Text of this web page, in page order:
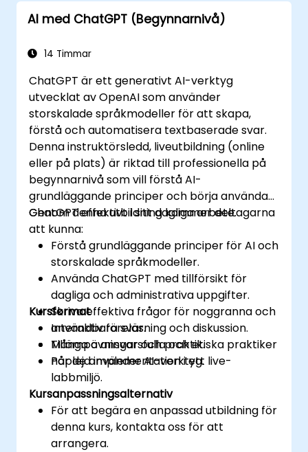
AI med ChatGPT (Begynnarnivå)
14 Timmar
ChatGPT är ett generativt AI-verktyg
utvecklat av OpenAI som använder
storskalade språkmodeller för att skapa,
förstå och automatisera textbaserade svar.
Denna instruktörsledd, liveutbildning (online
eller på plats) är riktad till professionella på
begynnarnivå som vill förstå AI-
grundläggande principer och börja använda
ChatGPT effektivt i sitt dagliga arbete.
Genom denna utbildning kommer deltagarna
att kunna:
Förstå grundläggande principer för AI och
storskalade språkmodeller.
Använda ChatGPT med tillförsikt för
dagliga och administrativa uppgifter.
Skriva effektiva frågor för noggranna och
användbara svar.
Tillämpa ansvarsfulla och etiska praktiker
när de använder AI-verktyg.
Kursformat
Interaktiv föreläsning och diskussion.
Många övningar och praktik.
Påplejd implementation i ett live-
labbmiljö.
Kursanpassningsalternativ
För att begära en anpassad utbildning för
denna kurs, kontakta oss för att
arrangera.